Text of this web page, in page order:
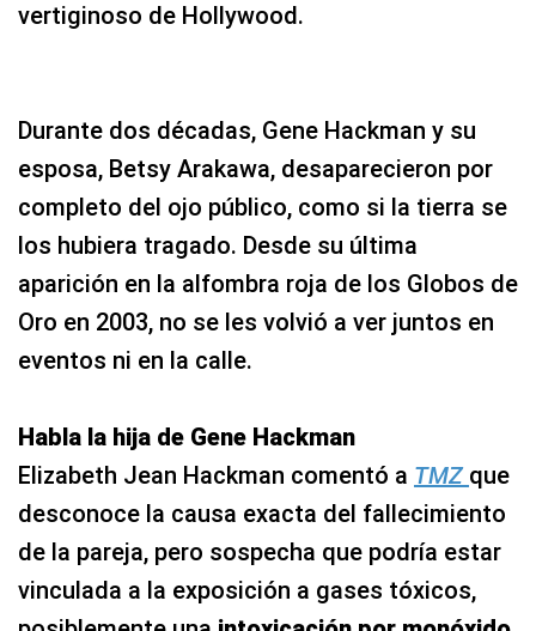
vertiginoso de Hollywood.
Durante dos décadas, Gene Hackman y su
esposa, Betsy Arakawa, desaparecieron por
completo del ojo público, como si la tierra se
los hubiera tragado. Desde su última
aparición en la alfombra roja de los Globos de
Oro en 2003, no se les volvió a ver juntos en
eventos ni en la calle.
Habla la hija de Gene Hackman
Elizabeth Jean Hackman comentó a TMZ que
desconoce la causa exacta del fallecimiento
de la pareja, pero sospecha que podría estar
vinculada a la exposición a gases tóxicos,